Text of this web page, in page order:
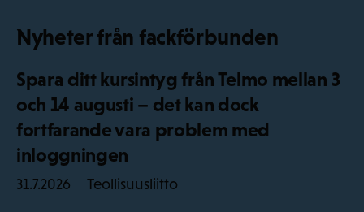
Nyheter från fackförbunden
Spara ditt kursintyg från Telmo mellan 3
och 14 augusti – det kan dock
fortfarande vara problem med
inloggningen
31.7.2026 Teollisuusliitto